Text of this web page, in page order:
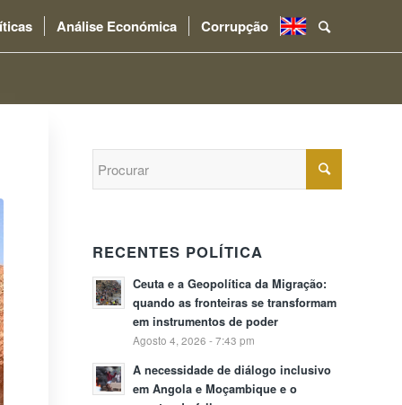
Análise Económica Corrupção .
RECENTES POLÍTICA
Ceuta e a Geopolítica da Migração:
quando as fronteiras se transformam
em instrumentos de poder
Agosto 4, 2026 - 7:43 pm
A necessidade de diálogo inclusivo
em Angola e Moçambique e o